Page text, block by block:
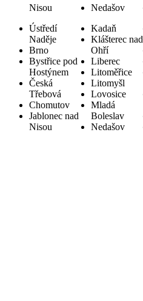
Nisou
Nedašov
Ústředí
Naděje
Brno
Bystřice pod
Hostýnem
Česká
Třebová
Chomutov
Jablonec nad
Nisou
Kadaň
Klášterec nad
Ohří
Liberec
Litoměřice
Litomyšl
Lovosice
Mladá
Boleslav
Nedašov